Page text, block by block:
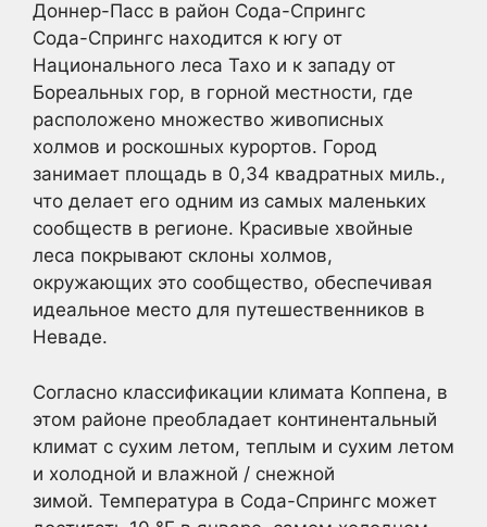
Доннер-Пасс в район Сода-Спрингс
Сода-Спрингс находится к югу от
Национального леса Тахо и к западу от
Бореальных гор, в горной местности, где
расположено множество живописных
холмов и роскошных курортов. Город
занимает площадь в 0,34 квадратных миль.,
что делает его одним из самых маленьких
сообществ в регионе. Красивые хвойные
леса покрывают склоны холмов,
окружающих это сообщество, обеспечивая
идеальное место для путешественников в
Неваде.
Согласно классификации климата Коппена, в
этом районе преобладает континентальный
климат с сухим летом, теплым и сухим летом
и холодной и влажной / снежной
зимой. Температура в Сода-Спрингс может